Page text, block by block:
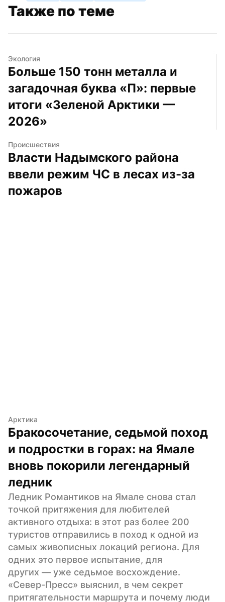
Также по теме
Экология
Больше 150 тонн металла и
загадочная буква «П»: первые
итоги «Зеленой Арктики —
2026»
Происшествия
Власти Надымского района
ввели режим ЧС в лесах из-за
пожаров
Арктика
Бракосочетание, седьмой поход
и подростки в горах: на Ямале
вновь покорили легендарный
ледник
Ледник Романтиков на Ямале снова стал
точкой притяжения для любителей
активного отдыха: в этот раз более 200
туристов отправились в поход к одной из
самых живописных локаций региона. Для
одних это первое испытание, для
других — уже седьмое восхождение.
«Север-Пресс» выяснил, в чем секрет
притягательности маршрута и почему люди